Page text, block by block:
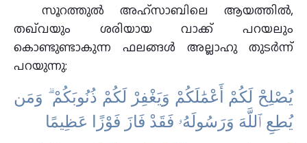
സൂറത്തുൽ അഹ്സാബിലെ ആയത്തിൽ,
തഖ്‌വയും ശരിയായ വാക്ക് പറയലും
കൊണ്ടുണ്ടാകുന്ന ഫലങ്ങൾ അല്ലാഹു തുടർന്ന്
പറയുന്നു:
يُصْلِحْ لَكُمْ أَعْمَٰلَكُمْ وَيَغْفِرْ لَكُمْ ذُنُوبَكُمْ ۗ وَمَن
يُطِعِ ٱللَّهَ وَرَسُولَهُۥ فَقَدْ فَازَ فَوْزًا عَظِيمًا